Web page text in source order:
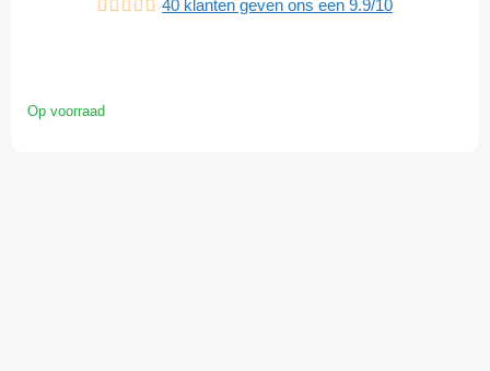
40 klanten geven ons een 9.9/10
Op voorraad